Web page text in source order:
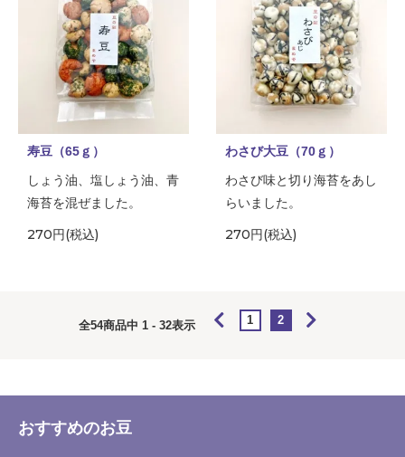
寿豆（65ｇ）
しょう油、塩しょう油、青
海苔を混ぜました。
270円(税込)
わさび大豆（70ｇ）
わさび味と切り海苔をあし
らいました。
270円(税込)
全54商品中 1 - 32表示 1 2
おすすめのお豆